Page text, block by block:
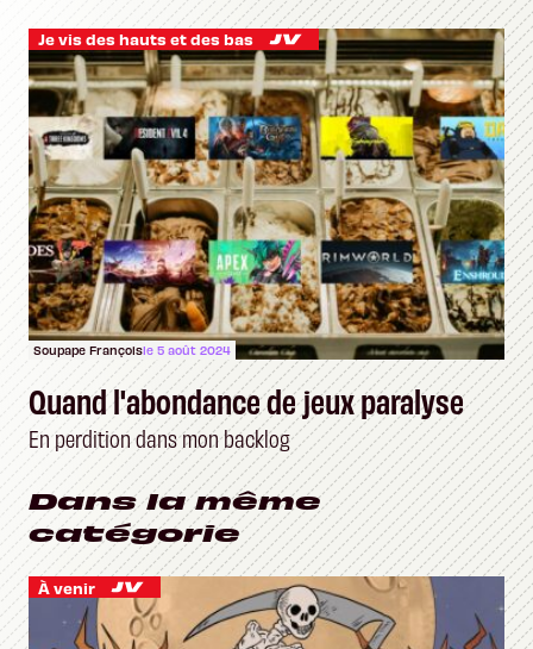
Je vis des hauts et des bas
Soupape Françoisle 5 août 2024
Quand l'abondance de jeux paralyse
En perdition dans mon backlog
Dans la même
catégorie
À venir